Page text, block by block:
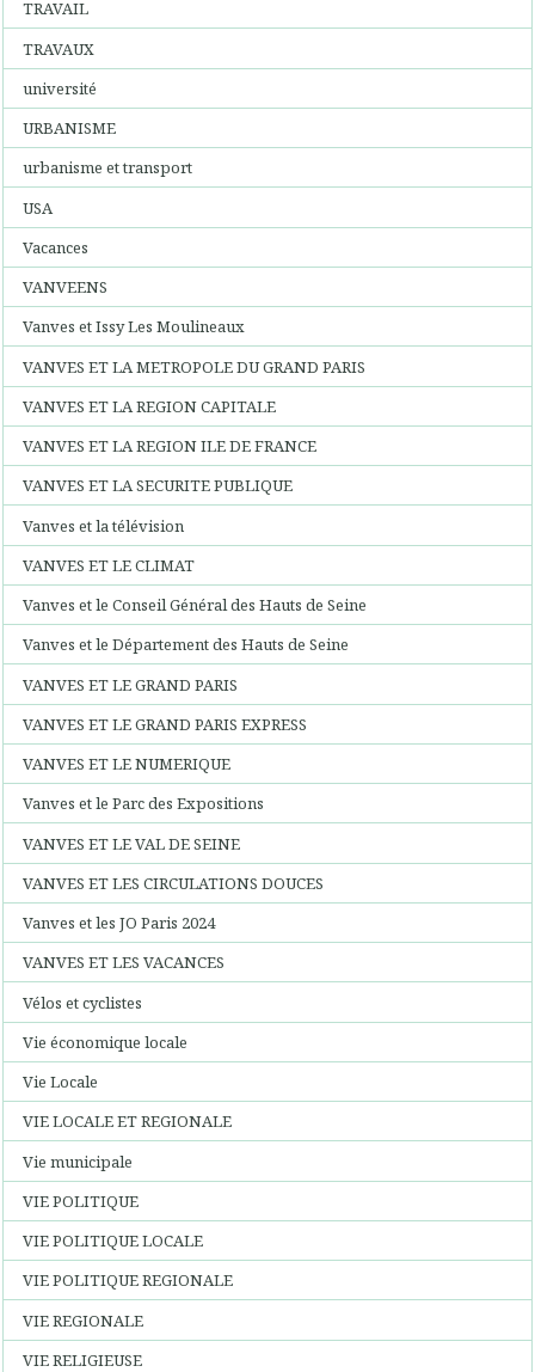
TRAVAIL
TRAVAUX
université
URBANISME
urbanisme et transport
USA
Vacances
VANVEENS
Vanves et Issy Les Moulineaux
VANVES ET LA METROPOLE DU GRAND PARIS
VANVES ET LA REGION CAPITALE
VANVES ET LA REGION ILE DE FRANCE
VANVES ET LA SECURITE PUBLIQUE
Vanves et la télévision
VANVES ET LE CLIMAT
Vanves et le Conseil Général des Hauts de Seine
Vanves et le Département des Hauts de Seine
VANVES ET LE GRAND PARIS
VANVES ET LE GRAND PARIS EXPRESS
VANVES ET LE NUMERIQUE
Vanves et le Parc des Expositions
VANVES ET LE VAL DE SEINE
VANVES ET LES CIRCULATIONS DOUCES
Vanves et les JO Paris 2024
VANVES ET LES VACANCES
Vélos et cyclistes
Vie économique locale
Vie Locale
VIE LOCALE ET REGIONALE
Vie municipale
VIE POLITIQUE
VIE POLITIQUE LOCALE
VIE POLITIQUE REGIONALE
VIE REGIONALE
VIE RELIGIEUSE